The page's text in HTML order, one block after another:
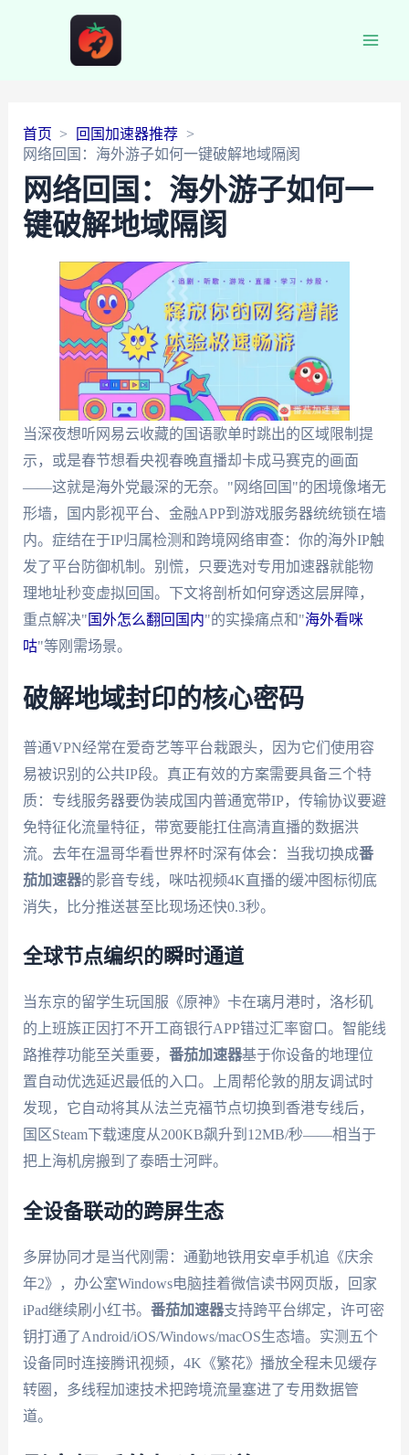
首页
回国加速器推荐
网络回国：海外游子如何一键破解地域隔阂
网络回国：海外游子如何一
键破解地域隔阂
当深夜想听网易云收藏的国语歌单时跳出的区域限制提
示，或是春节想看央视春晚直播却卡成马赛克的画面
——这就是海外党最深的无奈。"网络回国"的困境像堵无
形墙，国内影视平台、金融APP到游戏服务器统统锁在墙
内。症结在于IP归属检测和跨境网络审查：你的海外IP触
发了平台防御机制。别慌，只要选对专用加速器就能物
理地址秒变虚拟回国。下文将剖析如何穿透这层屏障，
重点解决" 国外怎么翻回国内"的实操痛点和"海外看咪
咕"等刚需场景。
破解地域封印的核心密码
普通VPN经常在爱奇艺等平台栽跟头，因为它们使用容
易被识别的公共IP段。真正有效的方案需要具备三个特
质：专线服务器要伪装成国内普通宽带IP，传输协议要避
免特征化流量特征，带宽要能扛住高清直播的数据洪
流。去年在温哥华看世界杯时深有体会：当我切换成番
茄加速器的影音专线，咪咕视频4K直播的缓冲图标彻底
消失，比分推送甚至比现场还快0.3秒。
全球节点编织的瞬时通道
当东京的留学生玩国服《原神》卡在璃月港时，洛杉矶
的上班族正因打不开工商银行APP错过汇率窗口。智能线
路推荐功能至关重要， 番茄加速器基于你设备的地理位
置自动优选延迟最低的入口。上周帮伦敦的朋友调试时
发现，它自动将其从法兰克福节点切换到香港专线后，
国区Steam下载速度从200KB飙升到12MB/秒——相当于
把上海机房搬到了泰晤士河畔。
全设备联动的跨屏生态
多屏协同才是当代刚需：通勤地铁用安卓手机追《庆余
年2》，办公室Windows电脑挂着微信读书网页版，回家
iPad继续刷小红书。 番茄加速器支持跨平台绑定，许可密
钥打通了Android/iOS/Windows/macOS生态墙。实测五个
设备同时连接腾讯视频，4K《繁花》播放全程未见缓存
转圈，多线程加速技术把跨境流量塞进了专用数据管
道。